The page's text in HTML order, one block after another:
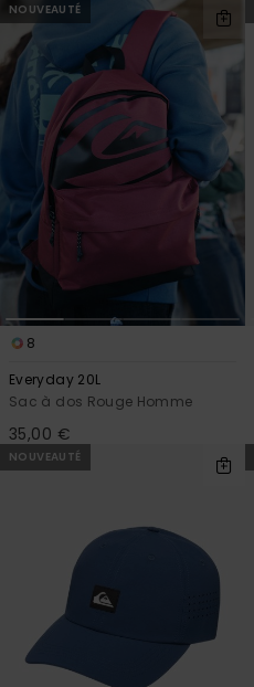
NOUVEAUTÉ
8
Everyday 20L
Sac à dos Rouge Homme
35,00 €
NOUVEAUTÉ